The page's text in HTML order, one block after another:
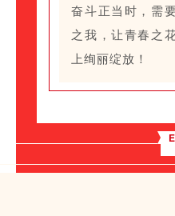
奋斗正当时，需
之我，让青春之
上绚丽绽放！